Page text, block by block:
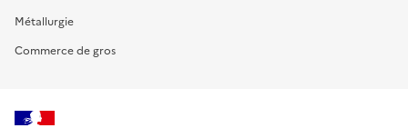
Métallurgie
Commerce de gros